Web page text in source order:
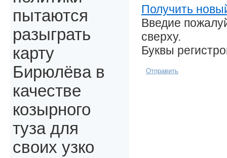
Получить
Введие
сверху.
Буквы
Отправить
пытаются
разыграть
карту
Бирюлёва в
качестве
козырного
туза для
своих узко